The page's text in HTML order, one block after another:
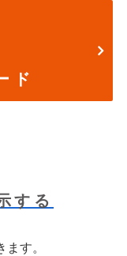
ド
する
す。